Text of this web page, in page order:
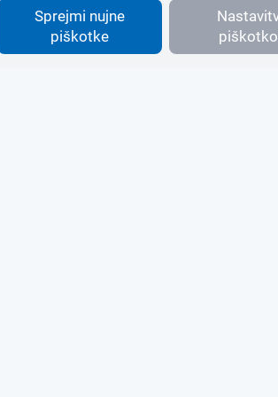
Sprejmi nujne
piškotke